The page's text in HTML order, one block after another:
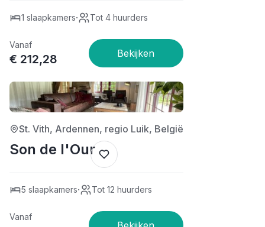
1 slaapkamers· Tot 4 huurders
Vanaf
€ 212,28
3/5
St. Vith, Ardennen, regio Luik, België
Son de l'Our
5 slaapkamers· Tot 12 huurders
Vanaf